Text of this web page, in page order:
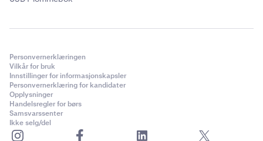
Personvernerklæringen
Vilkår for bruk
Innstillinger for informasjonskapsler
Personvernerklæring for kandidater
Opplysninger
Handelsregler for børs
Samsvarssenter
Ikke selg/del